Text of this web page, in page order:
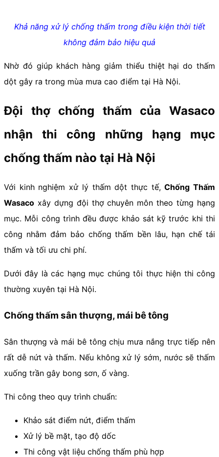
Khả năng xử lý chống thấm trong điều kiện thời tiết
không đảm bảo hiệu quả
Nhờ đó giúp khách hàng giảm thiểu thiệt hại do thấm
dột gây ra trong mùa mưa cao điểm tại Hà Nội.
Đội thợ chống thấm của Wasaco
nhận thi công những hạng mục
chống thấm nào tại Hà Nội
Với kinh nghiệm xử lý thấm dột thực tế,Chống Thấm
Wasaco xây dựng đội thợ chuyên môn theo từng hạng
mục. Mỗi công trình đều được khảo sát kỹ trước khi thi
công nhằm đảm bảo chống thấm bền lâu, hạn chế tái
thấm và tối ưu chi phí.
Dưới đây là các hạng mục chúng tôi thực hiện thi công
thường xuyên tại Hà Nội.
Chống thấm sân thượng, mái bê tông
Sân thượng và mái bê tông chịu mưa nắng trực tiếp nên
rất dễ nứt và thấm. Nếu không xử lý sớm, nước sẽ thấm
xuống trần gây bong sơn, ố vàng.
Thi công theo quy trình chuẩn:
Khảo sát điểm nứt, điểm thấm
Xử lý bề mặt, tạo độ dốc
Thi công vật liệu chống thấm phù hợp